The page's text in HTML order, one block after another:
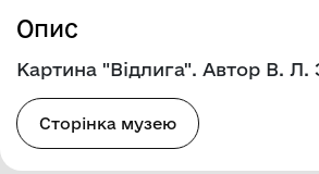
Опис
Картина "Відлига". Автор В. Л.
Сторінка музею